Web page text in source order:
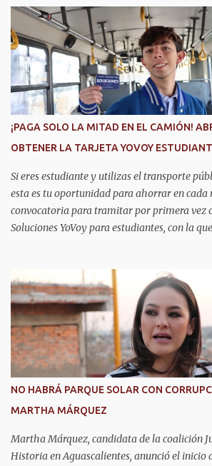
r
i
o
s
¡PAGA SOLO LA MITAD EN EL CAMIÓN!
OBTENER LA TARJETA YOVOY
Si eres estudiante y utilizas el transporte
esta es tu oportunidad para ahorrar en cada
convocatoria para tramitar por primera vez
Soluciones YoVoy para estudiantes, con la
secundaria, bachillerato y universidad en
pueden utilizar este descuento durante todo
representa un importante apoyo para la
La convocatoria permanecerá abierta
septiembre y octubre. El trámite se realiza
en las oficinas de la Agencia de Movilidad
Aguascalientes (Amovea), ubicadas en el
de lunes a viernes, en un horario de 8:00 a
realizar el trámite por primera vez se debe
nacimiento, CURP, identificación oficial...
NO HABRÁ PARQUE SOLAR CON
MARTHA MÁRQUEZ
Martha Márquez, candidata de la coalición
Historia en Aguascalientes, anunció el inicio